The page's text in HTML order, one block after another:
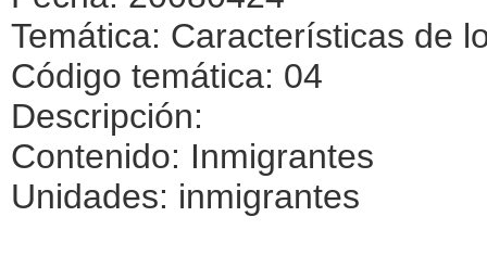
Temática: Características de
Código temática: 04
Descripción:
Contenido: Inmigrantes
Unidades: inmigrantes